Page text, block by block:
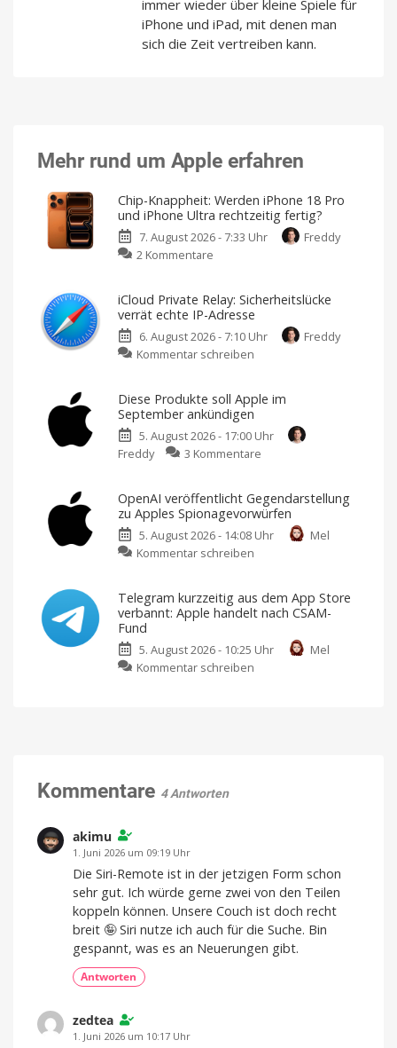
immer wieder über kleine Spiele für
iPhone und iPad, mit denen man
sich die Zeit vertreiben kann.
Mehr rund um Apple erfahren
Chip-Knappheit: Werden iPhone 18 Pro
und iPhone Ultra rechtzeitig fertig?
7. August 2026 - 7:33 Uhr
Freddy
2 Kommentare
Werden
iPhone
18
Pro
Ultra
rechtzeitig
fertig?
Der
iCloud Private Relay: Sicherheitslücke
verrät echte IP-Adresse
6. August 2026 - 7:10 Uhr
Freddy
Kommentar schreiben
Relay:
verrät
echte
Ein
Schutzschild
mit
Diese Produkte soll Apple im
September ankündigen
5. August 2026 - 17:00 Uhr
Freddy
3 Kommentare
soll
Apple
im
spannender
Herbst
steht
bevor
OpenAI veröffentlicht Gegendarstellung
zu Apples Spionagevorwürfen
5. August 2026 - 14:08 Uhr
Mel
Kommentar schreiben
Gegendarstellung
zu
Spionagevorwürfen
Telegram kurzzeitig aus dem App Store
verbannt: Apple handelt nach CSAM-
Fund
5. August 2026 - 10:25 Uhr
Mel
Kommentar schreiben
Fund
nutzt
KI
und
Manipulation
Kommentare 4 Antworten
akimu
1. Juni 2026 um 09:19 Uhr
Die Siri-Remote ist in der jetzigen Form schon
sehr gut. Ich würde gerne zwei von den Teilen
koppeln können. Unsere Couch ist doch recht
breit 🤪 Siri nutze ich auch für die Suche. Bin
gespannt, was es an Neuerungen gibt.
Antworten
zedtea
1. Juni 2026 um 10:17 Uhr